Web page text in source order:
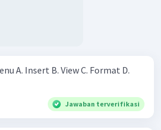
A. Insert B. View C. Format D.
Jawaban terverifikasi